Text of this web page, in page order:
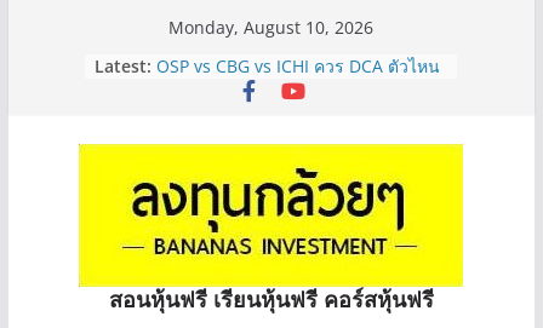
Monday, August 10, 2026
Latest: OSP vs CBG vs ICHI ควร DCA ตัวไหน
ดี? | Q&A กล้วยๆ EP.1165
ไหม จะทราบได้ยังไง? | Q&A กล้วยๆ
PROSPECT REIT มือใหม่ ลงทุนได้ไหม
ครับ? | Q&A กล้วยๆ EP.1167
Hot Topic! อัปเดทงบ สื่อสาร, ค้าปลีก
ตัวไหนเหมาะถือเอาปันผล? | Hot Topic
EP.41
หุ้นซอสภูเขาทอง Sauce เหมาะถือเป็น
สอนหุ้นฟรี เรียนหุ้นฟรี คอร์สหุ้นฟรี